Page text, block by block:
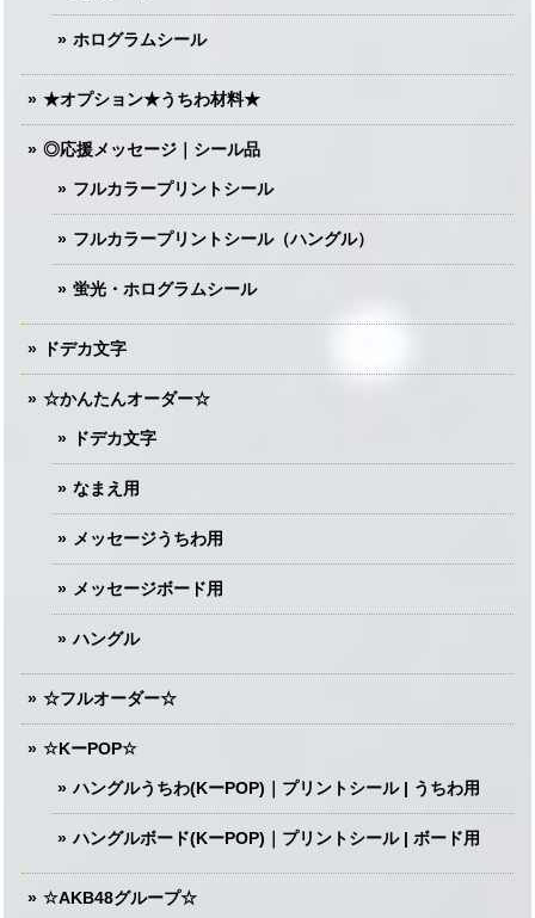
ホログラムシール
★オプション★うちわ材料★
◎応援メッセージ｜シール品
フルカラープリントシール
フルカラープリントシール（ハングル）
蛍光・ホログラムシール
ドデカ文字
☆かんたんオーダー☆
ドデカ文字
なまえ用
メッセージうちわ用
メッセージボード用
ハングル
☆フルオーダー☆
☆KーPOP☆
ハングルうちわ(KーPOP)｜プリントシール | うちわ用
ハングルボード(KーPOP)｜プリントシール | ボード用
☆AKB48グループ☆